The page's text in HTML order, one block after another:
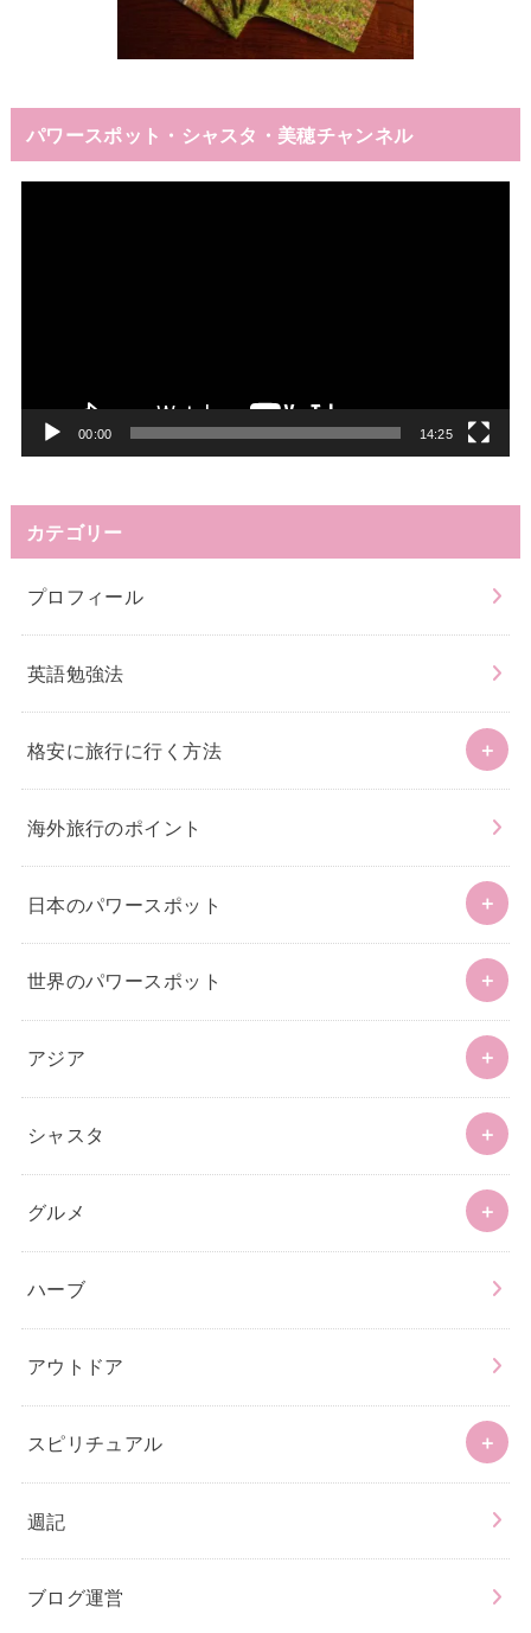
パワースポット・シャスタ・美穂チャンネル
00:00 14:25
カテゴリー
プロフィール
英語勉強法
格安に旅行に行く方法
海外旅行のポイント
日本のパワースポット
世界のパワースポット
アジア
シャスタ
グルメ
ハーブ
アウトドア
スピリチュアル
週記
ブログ運営